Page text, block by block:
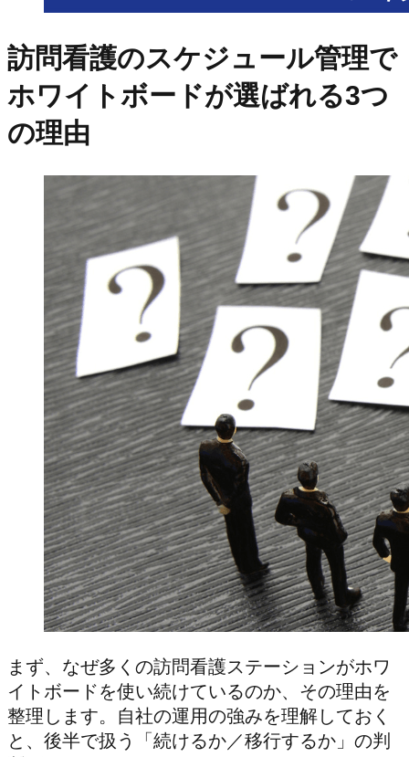
訪問看護のスケジュール管理で
ホワイトボードが選ばれる3つ
の理由
まず、なぜ多くの訪問看護ステーションがホワ
イトボードを使い続けているのか、その理由を
整理します。自社の運用の強みを理解しておく
と、後半で扱う「続けるか／移行するか」の判